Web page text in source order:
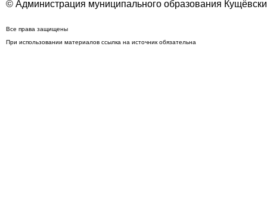
© Администрация муниципального образования
Все права защищены
При использовании материалов ссылка на источник обязательна